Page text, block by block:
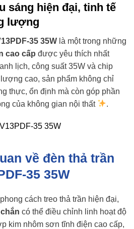
sáng hiện đại, tinh tế
lượng
35 35W là một trong những
cao cấp được yêu thích nhất
lịch, công suất 35W và chip
cao, sản phẩm không chỉ
thực, ổn định mà còn góp phần
của không gian nội thất
.
về đèn thả trần
35 35W
cách treo thả trần hiện đại,
có thể điều chỉnh linh hoạt độ
kim nhôm sơn tĩnh điện cao cấp,